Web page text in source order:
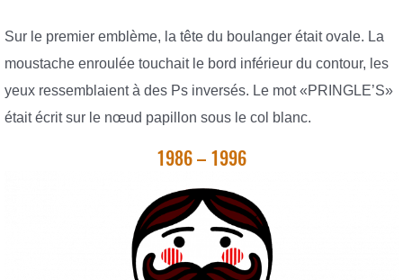
Sur le premier emblème, la tête du boulanger était ovale. La
moustache enroulée touchait le bord inférieur du contour, les
yeux ressemblaient à des Ps inversés. Le mot «PRINGLE’S»
était écrit sur le nœud papillon sous le col blanc.
1986 – 1996